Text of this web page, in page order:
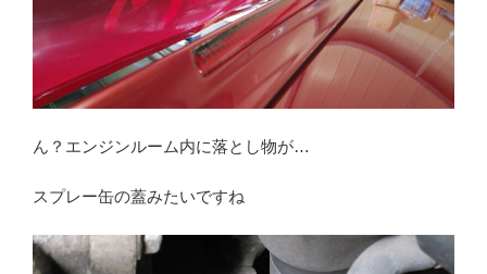
ん？エンジンルーム内に落とし物が…
スプレー缶の蓋みたいですね